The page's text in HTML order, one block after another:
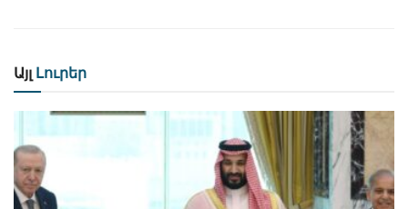
Այլ Լուրեր